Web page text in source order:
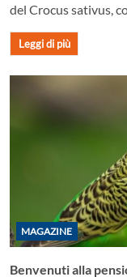
del Crocus sativus,
Leggi di più
MAGAZINE
Benvenuti alla